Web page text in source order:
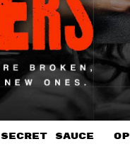
SAUCE​